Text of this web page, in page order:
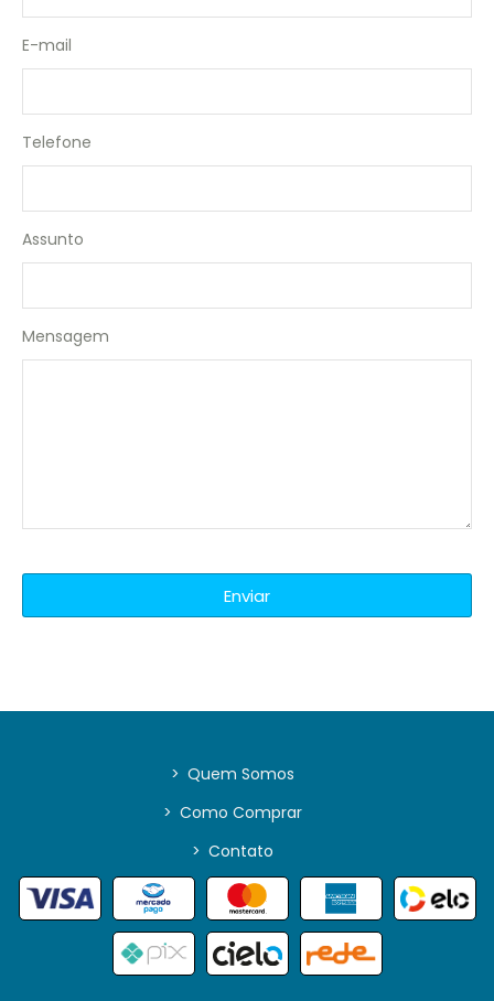
E-mail
Telefone
Assunto
Mensagem
Enviar
> Quem Somos
> Como Comprar
> Contato